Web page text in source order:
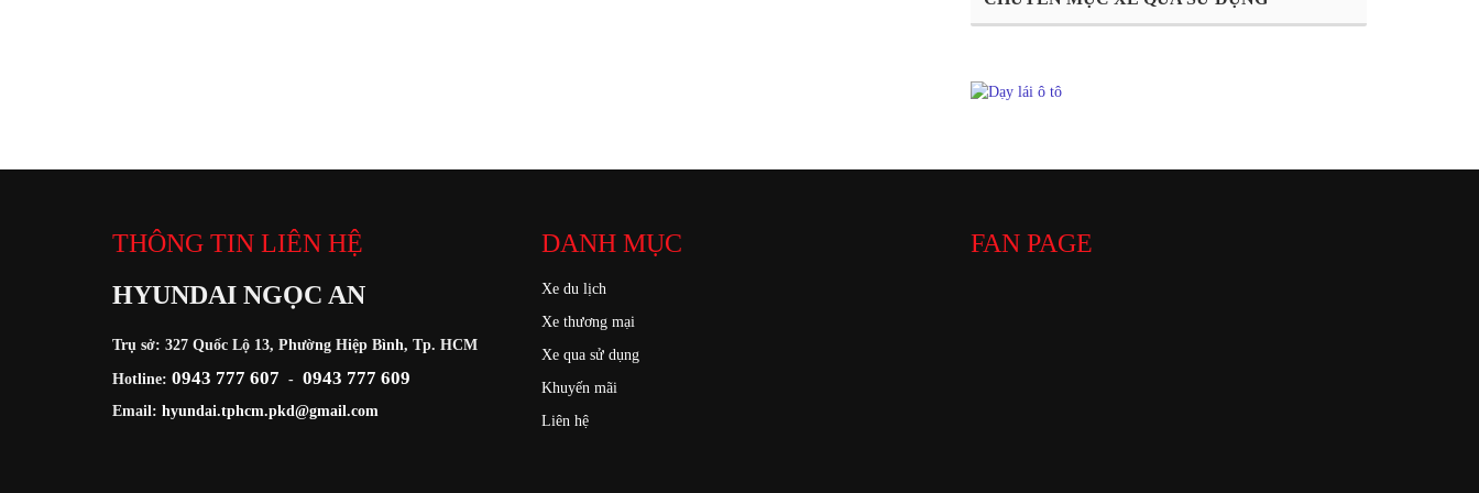
THÔNG TIN LIÊN HỆ
HYUNDAI NGỌC AN
Trụ sở: 327 Quốc Lộ 13, Phường Hiệp Bình, Tp. HCM
Hotline: 0943 777 607 - 0943 777 609
Email: hyundai.tphcm.pkd@gmail.com
DANH MỤC
Xe du lịch
Xe thương mại
Xe qua sử dụng
Khuyến mãi
Liên hệ
FAN PAGE